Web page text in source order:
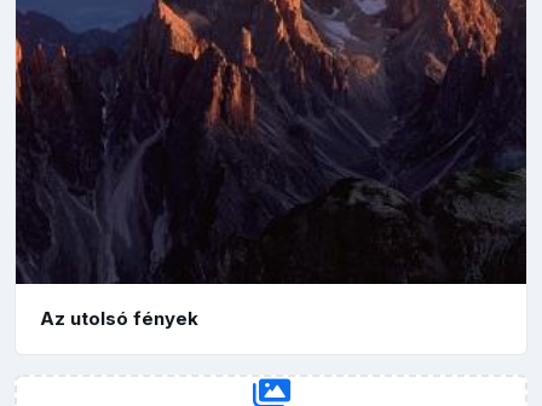
Az utolsó fények